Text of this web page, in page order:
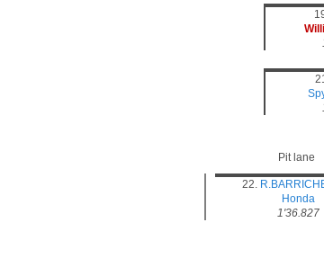
Pit lane
22.
Honda
1'36.827